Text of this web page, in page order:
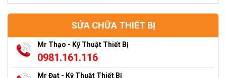
SỬA CHỮA THIẾT BỊ
Mr Thạo - Kỹ Thuật Thiết Bị
0981.161.116
Mr Đạt - Kỹ Thuật Thiết Bị